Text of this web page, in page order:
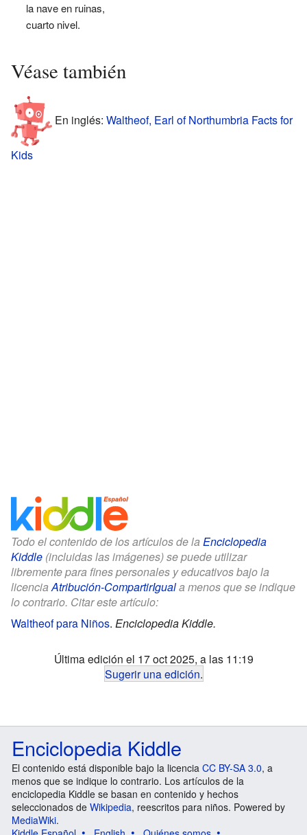
la nave en ruinas,
cuarto nivel.
Véase también
En inglés: Waltheof, Earl of Northumbria Facts for
Kids
Todo el contenido de los artículos de la Enciclopedia
Kiddle (incluidas las imágenes) se puede utilizar
libremente para fines personales y educativos bajo la
licencia Atribución-CompartirIguala menos que se indique
lo contrario. Citar este artículo:
Waltheof para Niños. Enciclopedia Kiddle.
Última edición el 17 oct 2025, a las 11:19
Sugerir una edición.
Enciclopedia Kiddle
El contenido está disponible bajo la licencia CC BY-SA 3.0, a
menos que se indique lo contrario. Los artículos de la
enciclopedia Kiddle se basan en contenido y hechos
seleccionados de Wikipedia, reescritos para niños. Powered by
MediaWiki.